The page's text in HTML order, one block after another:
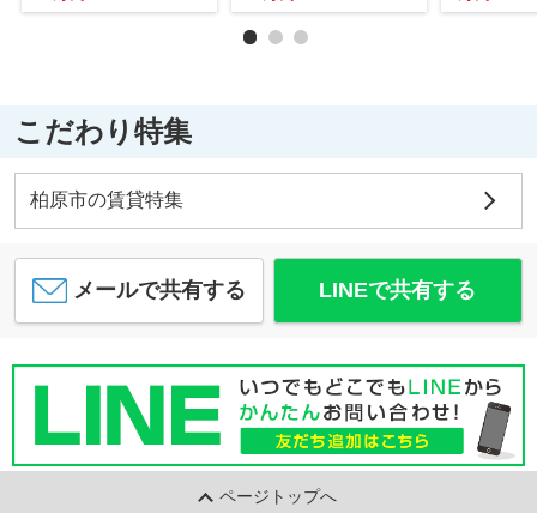
こだわり特集
柏原市の賃貸特集
メールで共有する LINEで共有する
ページトップへ